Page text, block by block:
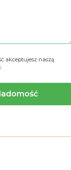
akceptujesz naszą
.